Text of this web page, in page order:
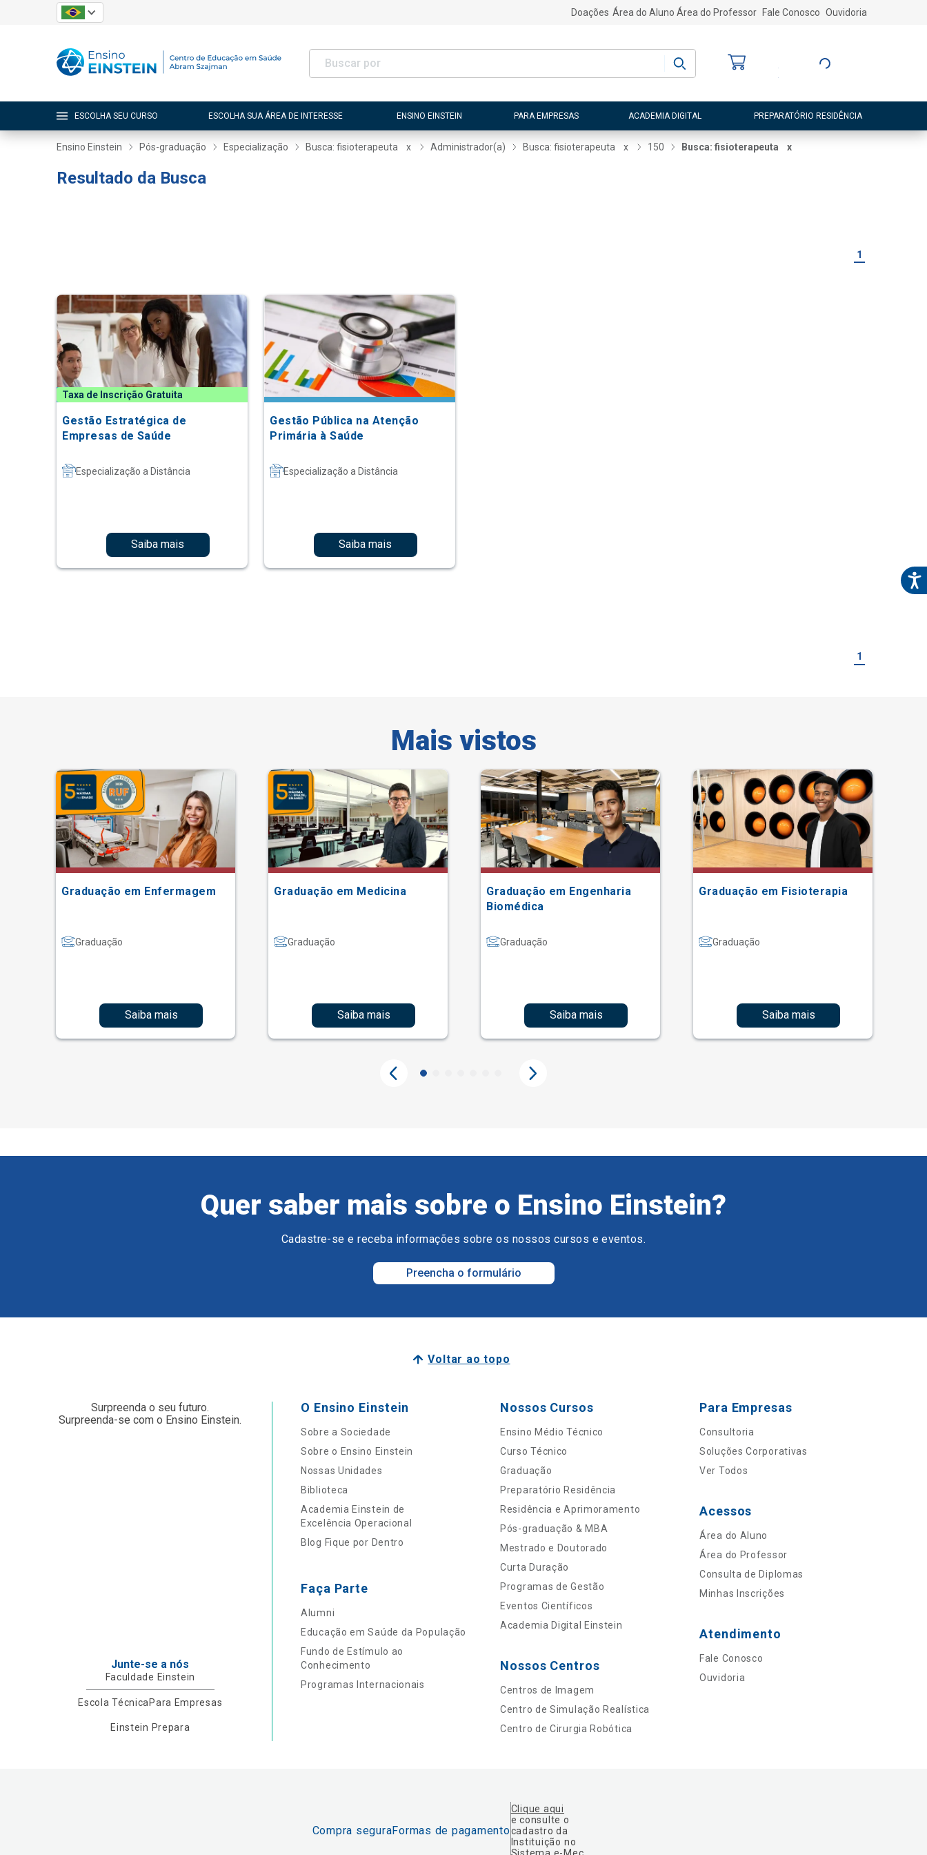
Doações Área do Aluno Área do Professor Fale Conosco Ouvidoria
Entre ou Cadastre-
ESCOLHA SEU CURSO ESCOLHA SUA ÁREA DE INTERESSE ENSINO EINSTEIN PARA EMPRESAS ACADEMIA DIGITAL PREPARATÓRIO RESIDÊNCIA
Ensino Einstein Pós-graduação Especialização Busca: fisioterapeuta x Administrador(a) Busca: fisioterapeuta x 150 Busca: fisioterapeuta x
Resultado da Busca
1
Taxa de Inscrição Gratuita
Gestão Estratégica de
Empresas de Saúde
Especialização a Distância
Saiba mais
Gestão Pública na Atenção
Primária à Saúde
Especialização a Distância
Saiba mais
1
Mais vistos
Graduação em Enfermagem
Graduação
Saiba mais
Graduação em Medicina
Graduação
Saiba mais
Graduação em Engenharia
Biomédica
Graduação
Saiba mais
Graduação em Fisioterapia
Graduação
Saiba mais
Quer saber mais sobre o Ensino Einstein?
Cadastre-se e receba informações sobre os nossos cursos e eventos.
Preencha o formulário
Voltar ao topo
Surpreenda o seu futuro.
Surpreenda-se com o Ensino Einstein.
Junte-se a nós
Faculdade Einstein
Escola Técnica Para Empresas
Einstein Prepara
O Ensino Einstein
Sobre a Sociedade
Sobre o Ensino Einstein
Nossas Unidades
Biblioteca
Academia Einstein de
Excelência Operacional
Blog Fique por Dentro
Faça Parte
Alumni
Educação em Saúde da População
Fundo de Estímulo ao
Conhecimento
Programas Internacionais
Nossos Cursos
Ensino Médio Técnico
Curso Técnico
Graduação
Preparatório Residência
Residência e Aprimoramento
Pós-graduação & MBA
Mestrado e Doutorado
Curta Duração
Programas de Gestão
Eventos Científicos
Academia Digital Einstein
Nossos Centros
Centros de Imagem
Centro de Simulação Realística
Centro de Cirurgia Robótica
Para Empresas
Consultoria
Soluções Corporativas
Ver Todos
Acessos
Área do Aluno
Área do Professor
Consulta de Diplomas
Minhas Inscrições
Atendimento
Fale Conosco
Ouvidoria
Compra seguraFormas de pagamento
Clique aqui
e consulte o
cadastro da
Instituição no